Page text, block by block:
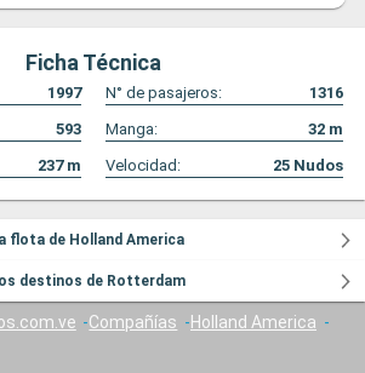
Ficha Técnica
1997 N° de pasajeros:
1316
593 Manga: 32 m
237m Velocidad: 25 Nudos
flota de Holland America
destinos de Rotterdam
Compañías
Holland America